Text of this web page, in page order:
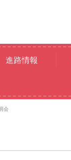
進路情報
会